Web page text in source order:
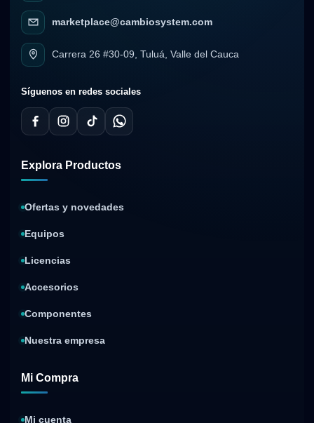
marketplace@cambiosystem.com
Carrera 26 #30-09, Tuluá, Valle del Cauca
Síguenos en redes sociales
Explora Productos
Ofertas y novedades
Equipos
Licencias
Accesorios
Componentes
Nuestra empresa
Mi Compra
Mi cuenta